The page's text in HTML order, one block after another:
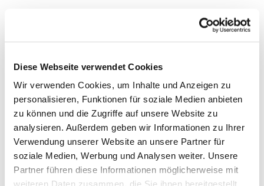
Diese Webseite verwendet Cookies
Wir verwenden Cookies, um Inhalte und Anzeigen zu
personalisieren, Funktionen für soziale Medien anbieten
zu können und die Zugriffe auf unsere Website zu
analysieren. Außerdem geben wir Informationen zu Ihrer
Verwendung unserer Website an unsere Partner für
soziale Medien, Werbung und Analysen weiter. Unsere
Partner führen diese Informationen möglicherweise mit
weiteren Daten zusammen, die Sie ihnen bereitgestellt
Dies könnte Sie auch